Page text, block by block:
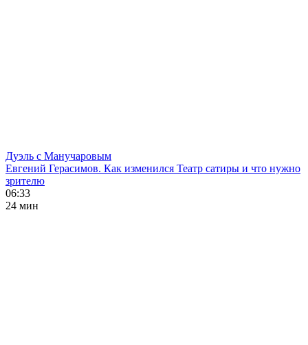
Дуэль с Манучаровым
Евгений Герасимов. Как изменился Театр сатиры и что нужно
зрителю
06:33
24 мин